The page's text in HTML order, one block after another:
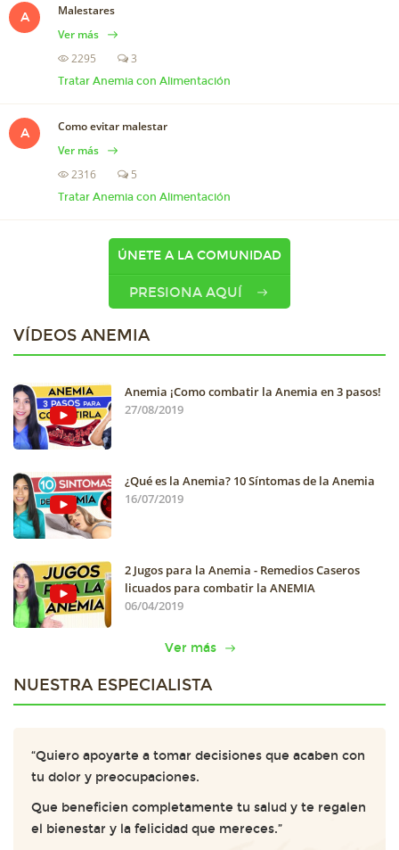
A
Malestares
Ver más
2295
3
Tratar Anemia con Alimentación
A
Como evitar malestar
Ver más
2316
5
Tratar Anemia con Alimentación
ÚNETE A LA COMUNIDAD
PRESIONA AQUÍ
VÍDEOS ANEMIA
Anemia ¡Como combatir la Anemia en 3 pasos!
27/08/2019
¿Qué es la Anemia? 10 Síntomas de la Anemia
16/07/2019
2 Jugos para la Anemia - Remedios Caseros
licuados para combatir la ANEMIA
06/04/2019
Ver más
NUESTRA ESPECIALISTA
“Quiero apoyarte a tomar decisiones que acaben con
tu dolor y preocupaciones.
Que beneficien completamente tu salud y te regalen
el bienestar y la felicidad que mereces.”